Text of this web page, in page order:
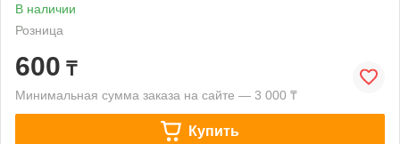
В наличии
Розница
600 ₸
Минимальная сумма заказа на сайте — 3 000 ₸
Купить